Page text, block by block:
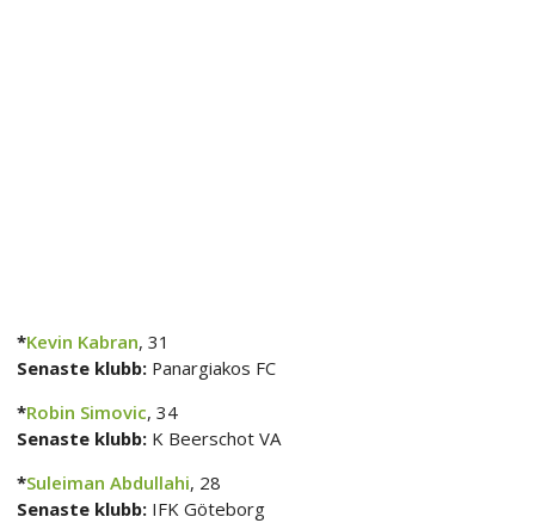
*Kevin Kabran, 31
Senaste klubb: Panargiakos FC
*Robin Simovic, 34
Senaste klubb: K Beerschot VA
*Suleiman Abdullahi, 28
Senaste klubb: IFK Göteborg